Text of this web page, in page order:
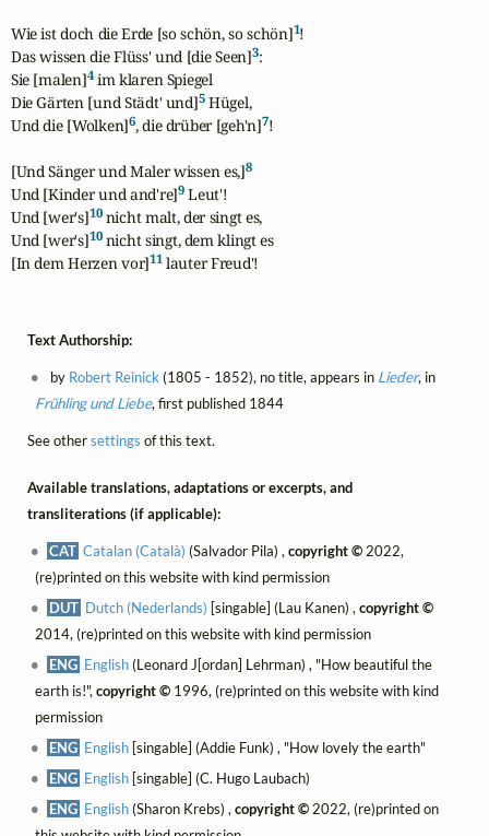
Wie ist doch die Erde [so schön, so schön]1!
Das wissen die Flüss' und [die Seen]3:
Sie [malen]4 im klaren Spiegel
Die Gärten [und Städt' und]5 Hügel,
Und die [Wolken]6, die drüber [geh'n]7!
[Und Sänger und Maler wissen es,]8
Und [Kinder und and're]9 Leut'!
Und [wer's]10 nicht malt, der singt es,
Und [wer's]10 nicht singt, dem klingt es
[In dem Herzen vor]11 lauter Freud'!
Text Authorship:
by Robert Reinick (1805 - 1852), no title, appears in Lieder, in
Frühling und Liebe, first published 1844
See othersettings of this text.
Available translations, adaptations or excerpts, and
transliterations (if applicable):
CAT Catalan (Català) (Salvador Pila) ,copyright © 2022,
(re)printed on this website with kind permission
DUT Dutch (Nederlands) [singable] (Lau Kanen) ,copyright ©
2014, (re)printed on this website with kind permission
ENG English(Leonard J[ordan] Lehrman) , "How beautiful the
earth is!", copyright ©1996, (re)printed on this website with kind
permission
ENG English [singable] (Addie Funk) , "How lovely the earth"
ENG English [singable] (C. Hugo Laubach)
ENG English(Sharon Krebs) ,copyright © 2022, (re)printed on